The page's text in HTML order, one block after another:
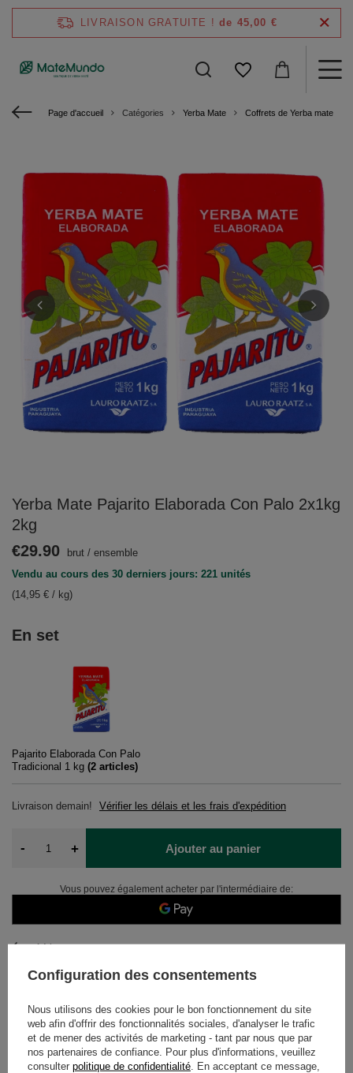
LIVRAISON GRATUITE ! de 45,00 €
Page d'accueil Catégories Yerba Mate Coffrets de Yerba mate
Yerba Mate Pajarito Elaborada Con Palo 2x1kg
2kg
En set
Pajarito Elaborada Con Palo
Tradicional 1 kg (2 articles)
Livraison demain! Vérifier les délais et les frais d'expédition
€29.90 brut / ensemble
Vendu au cours des 30 derniers jours: 221 unités
(14,95 € / kg)
- + Ajouter au panier
Vous pouvez également acheter par l'intermédiaire de:
14jours pour un retour
Des achats sûrs
Configuration des consentements
Nous utilisons des cookies pour le bon fonctionnement du site
web afin d'offrir des fonctionnalités sociales, d'analyser le trafic
et de mener des activités de marketing - tant par nous que par
nos partenaires de confiance. Pour plus d'informations, veuillez
consulter politique de confidentialité . En acceptant ce message,